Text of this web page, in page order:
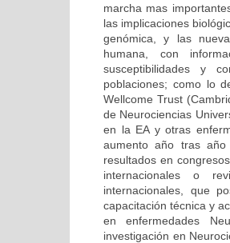
marcha mas
las implicaciones
genómica, y las
humana, con
susceptibilidades y
poblaciones; como lo
Wellcome Trust
de Neurociencias
en la EA y otras
aumento año tras año
resultados en
internacionales o
internacionales, que
capacitación técnica y
en enfermedades
investigación en